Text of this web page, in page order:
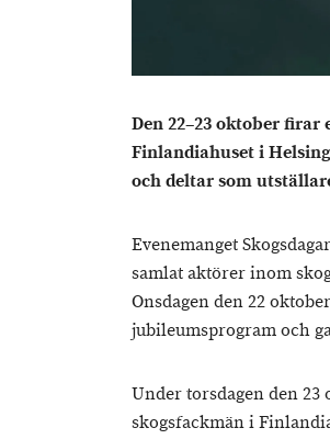
Den 22–23 oktober firar
Finlandiahuset i
och deltar som
Evenemanget
samlat aktörer inom
Onsdagen den 22
jubileumsprogram och
Under torsdagen den
skogsfackmän i